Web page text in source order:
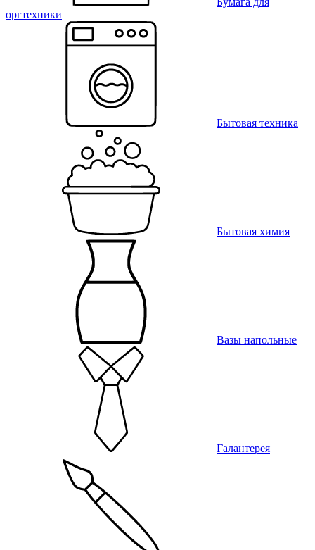
оргтехники
Бытовая техника
Бытовая химия
Вазы напольные
Галантерея